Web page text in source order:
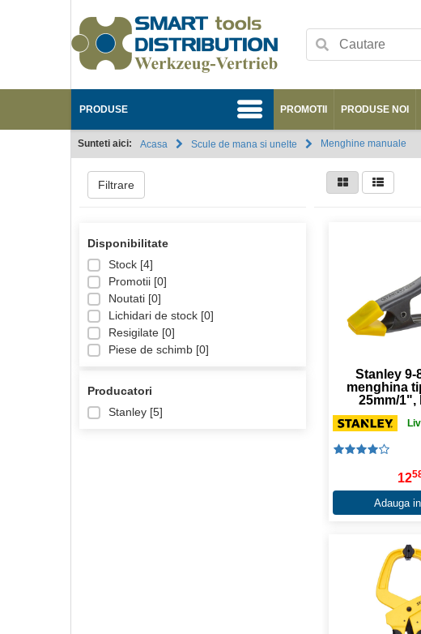
PRODUSE PROMOTII PRODUSE NOI
Sunteti aici: Acasa Menghine manuale
Scule de mana si unelte
Filtrare
Disponibilitate
Stock [4]
Promotii [0]
Noutati [0]
Lichidari de stock [0]
Resigilate [0]
Piese de schimb [0]
Producatori
Stanley [5]
Stanley 9-
menghina
25mm/1",
12
Adauga